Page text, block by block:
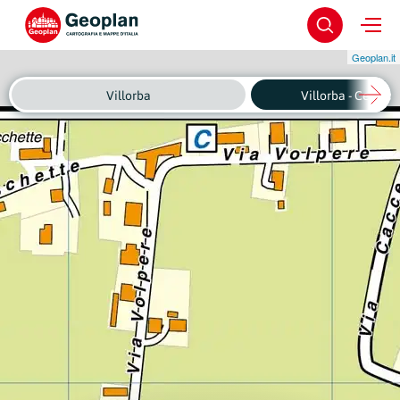
Geoplan.it
Villorba Villorba - Centro